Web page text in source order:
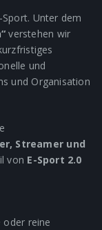
Unter dem
verstehen wir
und
und Organisation
Streamer und
von E-Sport 2.0
oder reine